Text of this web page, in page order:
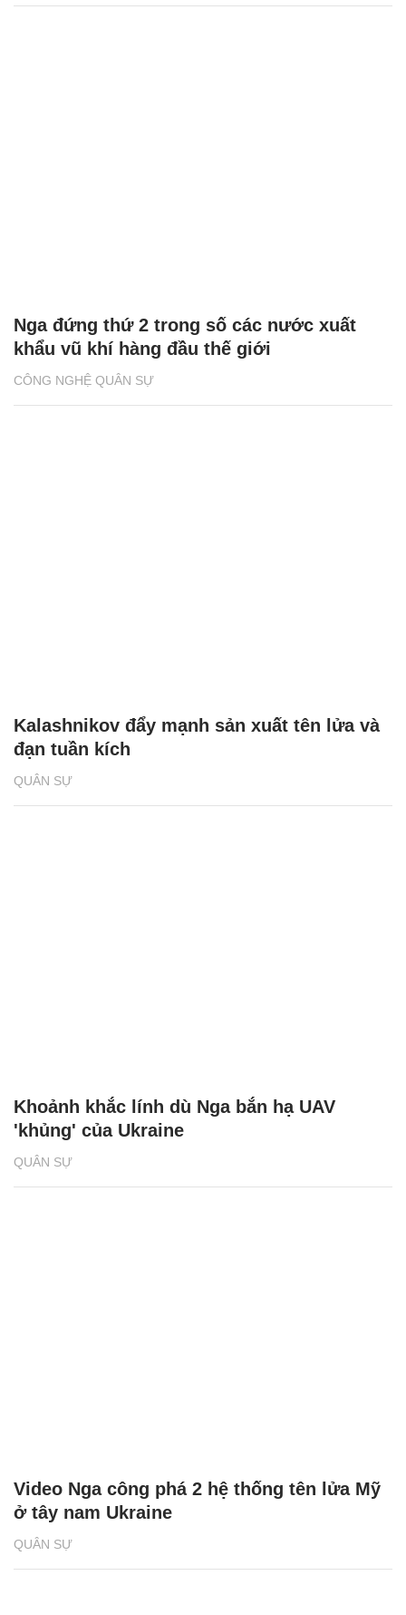
CÔNG NGHỆ QUÂN SỰ
Nga đứng thứ 2 trong số các nước xuất
khẩu vũ khí hàng đầu thế giới
QUÂN SỰ
Kalashnikov đẩy mạnh sản xuất tên lửa và
đạn tuần kích
QUÂN SỰ
Khoảnh khắc lính dù Nga bắn hạ UAV
'khủng' của Ukraine
QUÂN SỰ
Video Nga công phá 2 hệ thống tên lửa Mỹ
ở tây nam Ukraine